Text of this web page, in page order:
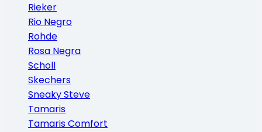
Rieker
Rio Negro
Rohde
Rosa Negra
Scholl
Skechers
Sneaky Steve
Tamaris
Tamaris Comfort